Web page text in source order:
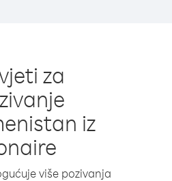
za
iz
više pozivanja